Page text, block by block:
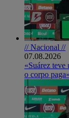
// Nacional //
07.08.2026
«Suárez teve
o corpo paga»